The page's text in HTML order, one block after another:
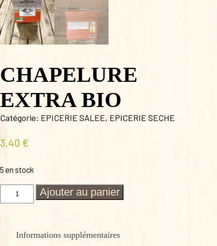
CHAPELURE
EXTRA BIO
Catégorie: EPICERIE SALEE, EPICERIE SECHE
3,40 €
5 en stock
quantité
Ajouter au panier
Informations supplémentaires